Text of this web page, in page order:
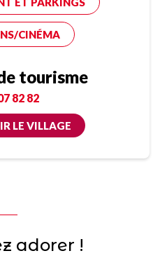
CINÉMA
tourisme
82 82
LE VILLAGE
adorer !